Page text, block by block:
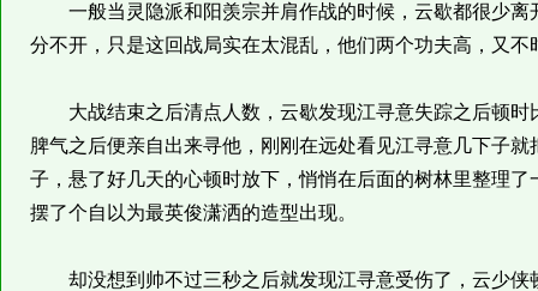
一般当灵隐派和阳羡宗并肩作战的时候，云歇都很少离
分不开，只是这回战局实在太混乱，他们两个功夫高，又
大战结束之后清点人数，云歇发现江寻意失踪之后顿时
脾气之后便亲自出来寻他，刚刚在远处看见江寻意几下子
子，悬了好几天的心顿时放下，悄悄在后面的树林里整理
摆了个自以为最英俊潇洒的造型出现。
却没想到帅不过三秒之后就发现江寻意受伤了，云少侠